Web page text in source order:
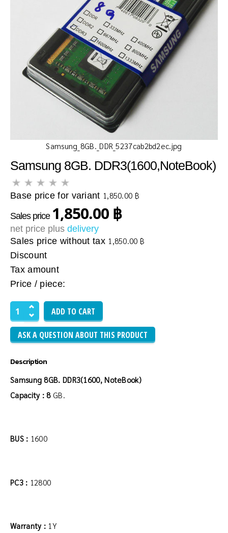
Samsung_8GB._DDR_5237cab2bd2ec.jpg
Samsung 8GB. DDR3(1600,NoteBook)
Base price for variant 1,850.00 ฿
Sales price 1,850.00 ฿
net price plus delivery
Sales price without tax 1,850.00 ฿
Discount
Tax amount
Price / piece:
ASK A QUESTION ABOUT THIS PRODUCT
Description
Samsung 8GB. DDR3(1600, NoteBook)
Capacity : 8GB.
BUS : 1600
PC3 : 12800
Warranty : 1Y